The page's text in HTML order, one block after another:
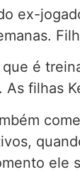
ex-
é
filhas
ele